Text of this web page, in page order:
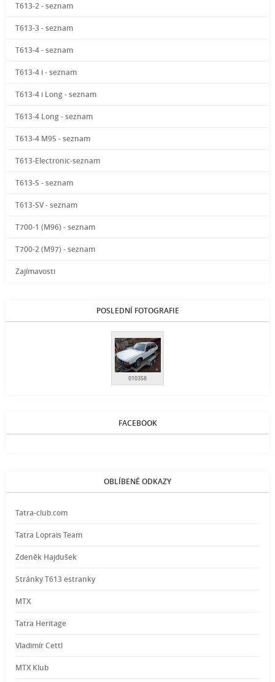
T613-2 - seznam
T613-3 - seznam
T613-4 - seznam
T613-4 i - seznam
T613-4 i Long - seznam
T613-4 Long - seznam
T613-4 M95 - seznam
T613-Electronic-seznam
T613-S - seznam
T613-SV - seznam
T700-1 (M96) - seznam
T700-2 (M97) - seznam
Zajímavosti
POSLEDNÍ FOTOGRAFIE
010358
FACEBOOK
OBLÍBENÉ ODKAZY
Tatra-club.com
Tatra Loprais Team
Zdeněk Hajdušek
Stránky T613 estranky
MTX
Tatra Heritage
Vladimír Cettl
MTX Klub